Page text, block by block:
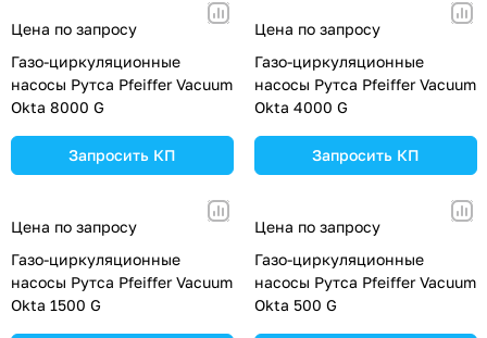
Цена по запросу
Газо-циркуляционные
насосы Рутса Pfeiffer Vacuum
Okta 8000 G
Запросить КП
Цена по запросу
Газо-циркуляционные
насосы Рутса Pfeiffer Vacuum
Okta 4000 G
Запросить КП
Цена по запросу
Газо-циркуляционные
насосы Рутса Pfeiffer Vacuum
Okta 1500 G
Цена по запросу
Газо-циркуляционные
насосы Рутса Pfeiffer Vacuum
Okta 500 G